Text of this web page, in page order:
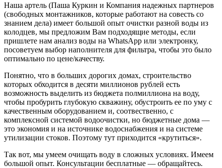
Наша артель (Паша Куркин и Компания надежных партнеров
(свободных монтажников, которые работают на совесть со
знанием дела) имеет большой опыт очистки разной воды из
колодцев, мы предложим Вам подходящие методы, если
пришлете нам анализ воды на WhatsApp или электронку,
посоветуем выбор наполнителя для фильтра, чтобы это было
оптимально по цене/качеству.
Понятно, что в больших дорогих домах, строительство
которых обходится в десяти миллионов рублей есть
возможность выделить из бюджета полмиллиона на воду,
чтобы пробурить глубокую скважину, обустроить ее по уму с
качественным оборудованием и, соотвественно, с
комплексной системой водоочистки, но бюджетные дома —
это экономия и на источнике водоснабжения и на системе
утилизации стоков. Поэтому тут приходится «крутиться».
Так вот, мы умеем очищать воду в сложных условиях. Имеем
большой опыт. Консультации бесплатные — обращайтесь.